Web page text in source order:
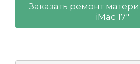
Заказать ремонт
iMac 17"